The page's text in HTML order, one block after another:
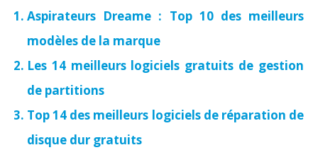
Aspirateurs Dreame : Top 10 des meilleurs
modèles de la marque
Les 14 meilleurs logiciels gratuits de gestion
de partitions
Top 14 des meilleurs logiciels de réparation de
disque dur gratuits